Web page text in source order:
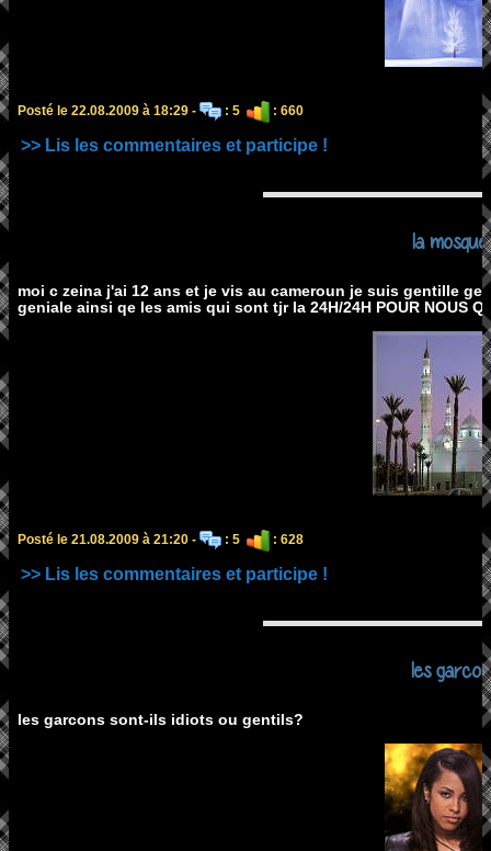
Posté le 22.08.2009 à 18:29 - : 5 : 660
>> Lis les commentaires et participe !
la
moi c zeina j'ai 12 ans et je vis au cameroun je suis gentille
geniale ainsi qe les amis qui sont tjr la 24H/24H POUR NOUS
Posté le 21.08.2009 à 21:20 - : 5 : 628
>> Lis les commentaires et participe !
les
les garcons sont-ils idiots ou gentils?